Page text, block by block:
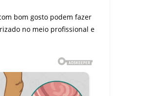
bom gosto podem fazer
no meio profissional e